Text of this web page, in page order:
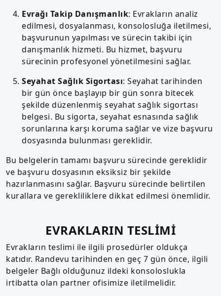
Evrağı Takip Danışmanlık: Evrakların analiz
edilmesi, dosyalanması, konsolosluğa iletilmesi,
başvurunun yapılması ve sürecin takibi için
danışmanlık hizmeti. Bu hizmet, başvuru
sürecinin profesyonel yönetilmesini sağlar.
Seyahat Sağlık Sigortası: Seyahat tarihinden
bir gün önce başlayıp bir gün sonra bitecek
şekilde düzenlenmiş seyahat sağlık sigortası
belgesi. Bu sigorta, seyahat esnasında sağlık
sorunlarına karşı koruma sağlar ve vize başvuru
dosyasında bulunması gereklidir.
Bu belgelerin tamamı başvuru sürecinde gereklidir
ve başvuru dosyasının eksiksiz bir şekilde
hazırlanmasını sağlar. Başvuru sürecinde belirtilen
kurallara ve gerekliliklere dikkat edilmesi önemlidir.
EVRAKLARIN TESLİMİ
Evrakların teslimi ile ilgili prosedürler oldukça
katıdır. Randevu tarihinden en geç 7 gün önce, ilgili
belgeler Bağlı olduğunuz ildeki konsoloslukla
irtibatta olan partner ofisimize iletilmelidir.